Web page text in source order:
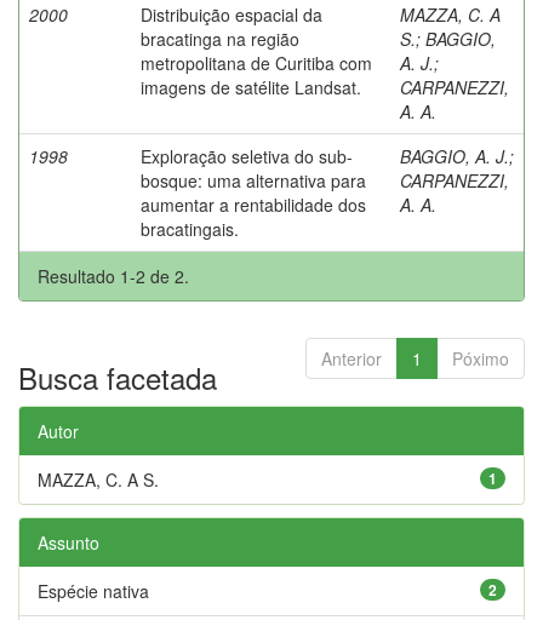
2000
Distribuição espacial da
bracatinga na região
metropolitana de Curitiba com
imagens de satélite Landsat.
MAZZA, C. A
S.; BAGGIO,
A. J.;
CARPANEZZI,
A. A.
1998
Exploração seletiva do sub-
bosque: uma alternativa para
aumentar a rentabilidade dos
bracatingais.
BAGGIO, A. J.;
CARPANEZZI,
A. A.
Resultado 1-2 de 2.
Anterior 1 Póximo
Busca facetada
Autor
1
MAZZA, C. A S.
Assunto
2
Espécie nativa